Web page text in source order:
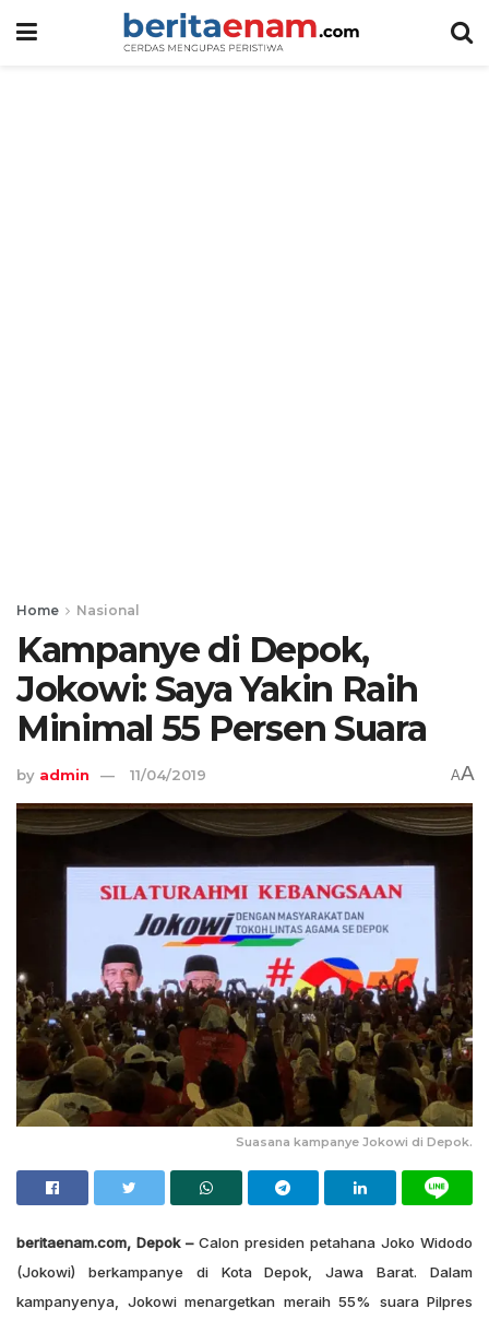
Home Nasional
Kampanye di Depok,
Jokowi: Saya Yakin Raih
Minimal 55 Persen Suara
by admin 11/04/2019 AA
Suasana kampanye Jokowi di Depok.
beritaenam.com, Depok –Calon presiden petahana Joko Widodo
(Jokowi) berkampanye di Kota Depok, Jawa Barat. Dalam
kampanyenya, Jokowi menargetkan meraih 55% suara Pilpres